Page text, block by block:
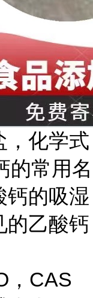
，化学式
的常用名
钙的吸湿
的乙酸钙
，CAS